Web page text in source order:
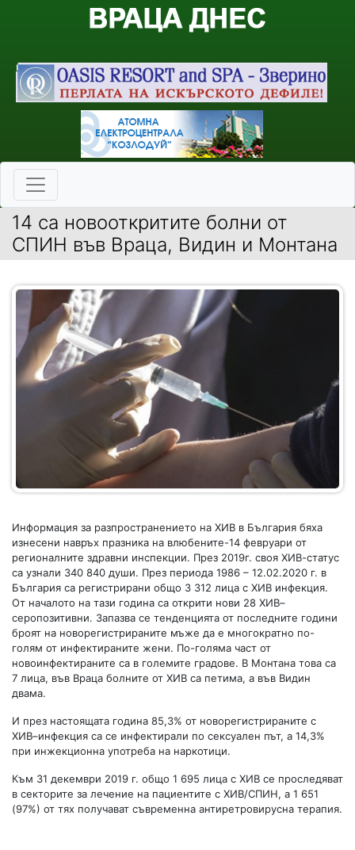
14 са новооткритите болни от
СПИН във Враца, Видин и Монтана
Информация за разпространението на ХИВ в България бяха
изнесени навръх празника на влюбените-14 февруари от
регионалните здравни инспекции. През 2019г. своя ХИВ-статус
са узнали 340 840 души. През периода 1986 – 12.02.2020 г. в
България са регистрирани общо 3 312 лица с ХИВ инфекция.
От началото на тази година са открити нови 28 ХИВ–
серопозитивни. Запазва се тенденцията от последните години
броят на новорегистрираните мъже да е многократно по-
голям от инфектираните жени. По-голяма част от
новоинфектираните са в големите градове. В Монтана това са
7 лица, във Враца болните от ХИВ са петима, а във Видин
двама.
И през настоящата година 85,3% от новорегистрираните с
ХИВ–инфекция са се инфектирали по сексуален път, а 14,3%
при инжекционна употреба на наркотици.
Към 31 декември 2019 г. общо 1 695 лица с ХИВ се проследяват
в секторите за лечение на пациентите с ХИВ/СПИН, а 1 651
(97%) от тях получават съвременна антиретровирусна терапия.